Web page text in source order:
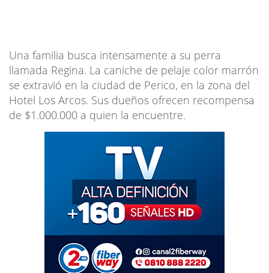
Una familia busca intensamente a su perra
llamada Regina. La caniche de pelaje color marrón
se extravió en la ciudad de Perico, en la zona del
Hotel Los Arcos. Sus dueños ofrecen recompensa
de $1.000.000 a quien la encuentre.